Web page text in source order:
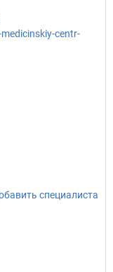
centr-
специалиста